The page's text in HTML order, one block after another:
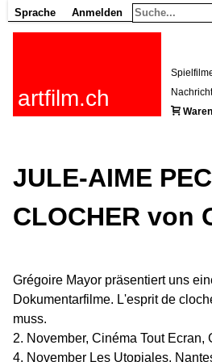
Sprache Anmelden
artfilm.ch
JULE-AIME
CLOCHER von
Grégoire Mayor präsentiert uns
Dokumentarfilme. L'esprit de
muss.
2. November, Cinéma Tout Ecran,
4. November Les Utopiales,